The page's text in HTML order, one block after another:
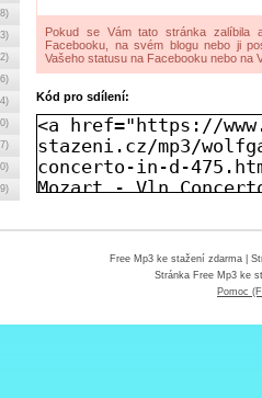
Pokud se Vám tato stránka zalíbila
Facebooku, na svém blogu nebo ji
Vašeho statusu na Facebooku nebo na
Kód pro sdílení:
Free Mp3 ke stažení zdarma|
Stránka Free Mp3 ke
Pomoc